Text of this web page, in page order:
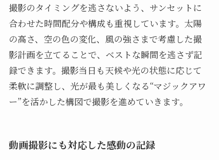
撮影のタイミングを逃さないよう、サンセットに
合わせた時間配分や構成も重視しています。太陽
の高さ、空の色の変化、風の強さまで考慮した撮
影計画を立てることで、ベストな瞬間を逃さず記
録できます。撮影当日も天候や光の状態に応じて
柔軟に調整し、光が最も美しくなる“マジックアワ
ー”を活かした構図で撮影を進めていきます。
動画撮影にも対応した感動の記録